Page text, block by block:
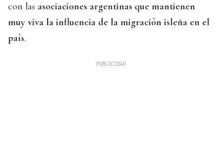
con las asociaciones argentinas que mantienen
muy viva la influencia de la migración isleña en el
país.